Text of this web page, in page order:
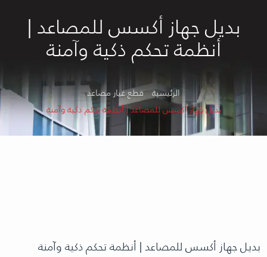
بديل جهاز أكسس للمصاعد |
أنظمة تحكم ذكية وآمنة
الرئيسية قطع غيار مصاعد
بديل جهاز أكسس للمصاعد | أنظمة تحكم ذكية وآمنة
بديل جهاز أكسس للمصاعد | أنظمة تحكم ذكية وآمنة